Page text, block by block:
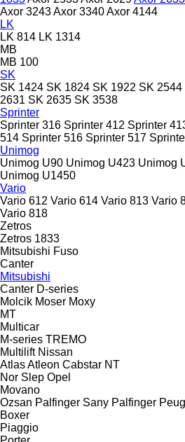
Axor 3243Axor 3340Axor 4144
LK
LK 814 LK 1314
MB
MB 100
SK
SK 1424 SK 1824 SK 1922 SK 2544
2631 SK 2635 SK 3538
Sprinter
Sprinter 316 Sprinter 412 Sprinter
514 Sprinter 516 Sprinter 517
Unimog
Unimog U90 Unimog U423 Unimog
Unimog U1450
Vario
Vario 612 Vario 614 Vario 813 Vario
Vario 818
Zetros
Zetros 1833
Mitsubishi Fuso
Canter
Mitsubishi
Canter D-series
Molcik Moser Moxy
MT
Multicar
M-series TREMO
Multilift Nissan
AtlasAtleon Cabstar NT
Nor Slep Opel
Movano
Ozsan Palfinger Sany Palfinger
Boxer
Piaggio